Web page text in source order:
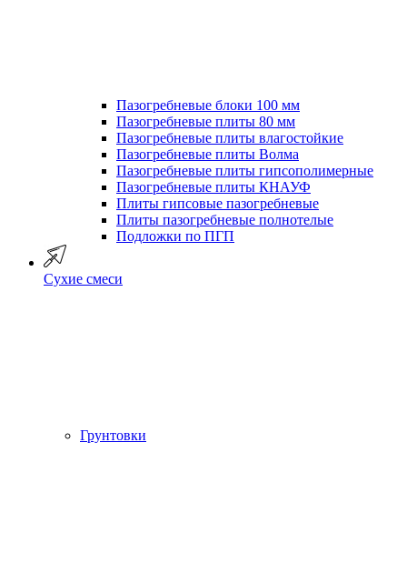
Пазогребневые блоки 100 мм
Пазогребневые плиты 80 мм
Пазогребневые плиты влагостойкие
Пазогребневые плиты Волма
Пазогребневые плиты гипсополимерные
Пазогребневые плиты КНАУФ
Плиты гипсовые пазогребневые
Плиты пазогребневые полнотелые
Подложки по ПГП
Сухие смеси
Грунтовки